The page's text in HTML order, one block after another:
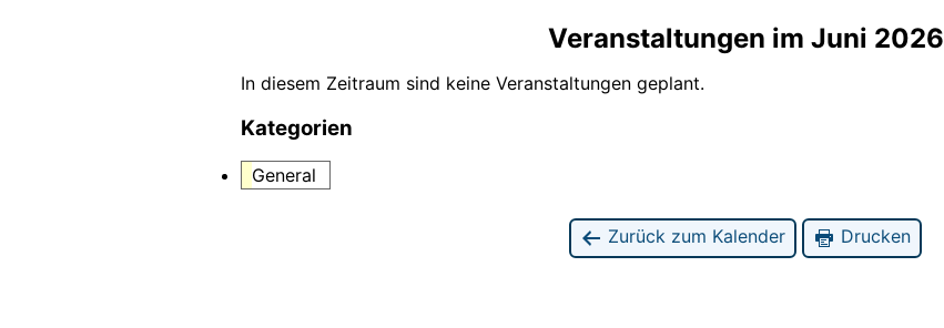
Veranstaltungen im Juni 2026
In diesem Zeitraum sind keine Veranstaltungen geplant.
Kategorien
General
Zurück zum Kalender Drucken